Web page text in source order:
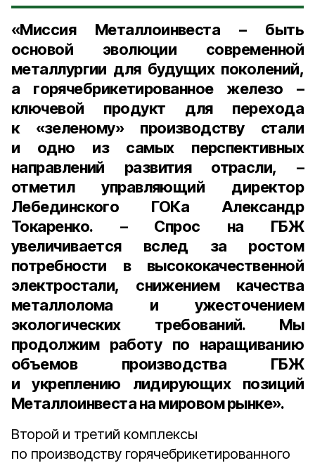
«Миссия Металлоинвеста – быть
основой эволюции современной
металлургии для будущих поколений,
а горячебрикетированное железо –
ключевой продукт для перехода
к «зеленому» производству стали
и одно из самых перспективных
направлений развития отрасли, –
отметилуправляющий директор
Лебединского ГОКа Александр
Токаренко. – Спрос на ГБЖ
увеличивается вслед за ростом
потребности в высококачественной
электростали, снижением качества
металлолома и ужесточением
экологических требований. Мы
продолжим работу по наращиванию
объемов производства ГБЖ
и укреплению лидирующих позиций
Металлоинвеста на мировом рынке».
Второй и третий комплексы
по производству горячебрикетированного